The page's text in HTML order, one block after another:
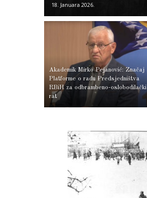
18. Januara 2026.
Akademik Mirko Pejanović: Značaj
Platforme o radu Predsjedništva
RBiH za odbrambeno-oslobodilački
rat